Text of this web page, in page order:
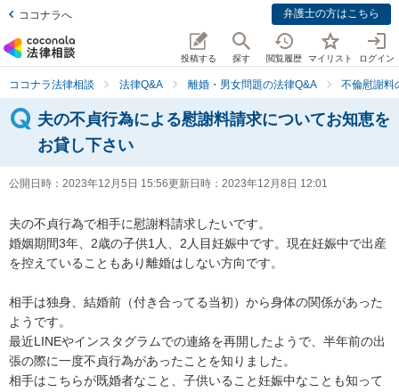
ココナラへ 弁護士の方はこちら
投稿する 探す 閲覧履歴 マイリスト ログイン
ココナラ法律相談 法律Q&A 離婚・男女問題の法律Q&A 不倫慰謝料
夫の不貞行為による慰謝料請求についてお知恵を
お貸し下さい
公開日時： 2023年12月5日 15:56更新日時： 2023年12月8日 12:01
夫の不貞行為で相手に慰謝料請求したいです。
婚姻期間3年、2歳の子供1人、2人目妊娠中です。現在妊娠中で出産
を控えていることもあり離婚はしない方向です。
相手は独身、結婚前（付き合ってる当初）から身体の関係があった
ようです。
最近LINEやインスタグラムでの連絡を再開したようで、半年前の出
張の際に一度不貞行為があったことを知りました。
相手はこちらが既婚者なこと、子供いること妊娠中なことも知って